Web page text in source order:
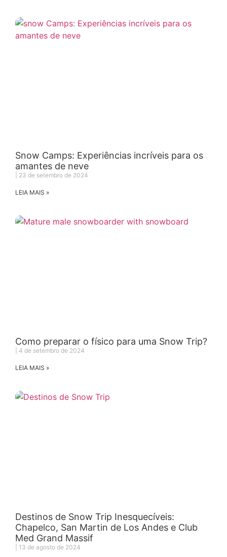
Snow Camps: Experiências incríveis para os
amantes de neve
23 de setembro de 2024
LEIA MAIS »
Como preparar o físico para uma Snow Trip?
4 de setembro de 2024
LEIA MAIS »
Destinos de Snow Trip Inesquecíveis:
Chapelco, San Martin de Los Andes e Club
Med Grand Massif
13 de agosto de 2024